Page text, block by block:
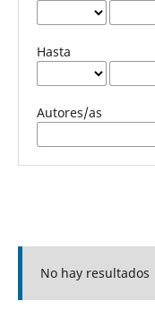
Hasta
Autores/as
No hay resultados